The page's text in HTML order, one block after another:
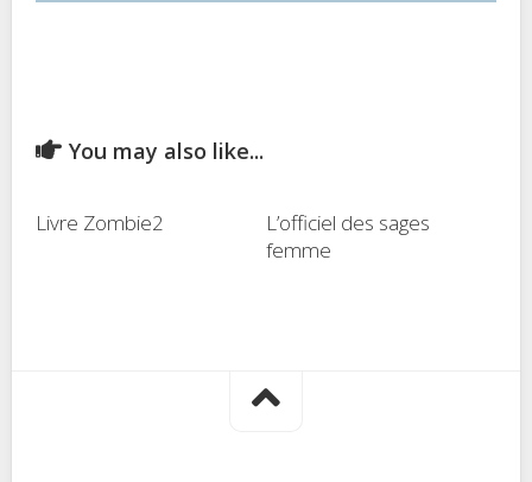
You may also like...
Livre Zombie2
L’officiel des sages
femme